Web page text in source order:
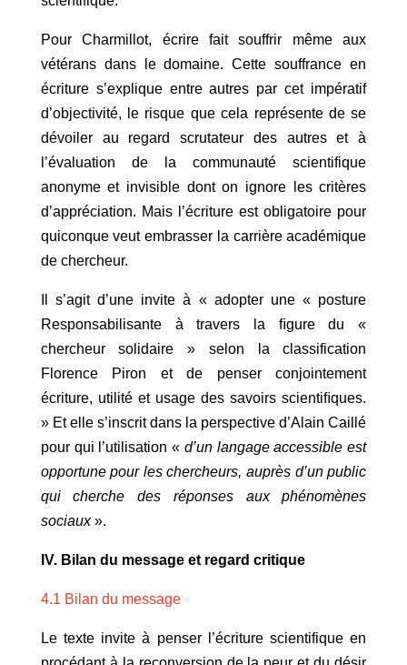
Pour Charmillot, écrire fait souffrir même aux
vétérans dans le domaine. Cette souffrance en
écriture s’explique entre autres par cet impératif
d’objectivité, le risque que cela représente de se
dévoiler au regard scrutateur des autres et à
l’évaluation de la communauté scientifique
anonyme et invisible dont on ignore les critères
d’appréciation. Mais l’écriture est obligatoire pour
quiconque veut embrasser la carrière académique
de chercheur.
Il s’agit d’une invite à « adopter une « posture
Responsabilisante à travers la ﬁgure du «
chercheur solidaire » selon la classification
Florence Piron et de penser conjointement
écriture, utilité et usage des savoirs scientiﬁques.
» Et elle s’inscrit dans la perspective d’Alain Caillé
pour qui l’utilisation « d’un langage accessible est
opportune pour les chercheurs, auprès d’un public
qui cherche des réponses aux phénomènes
sociaux ».
IV. Bilan du message et regard critique
4.1 Bilan du message
Le texte invite à penser l’écriture scientifique en